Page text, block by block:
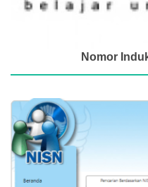
Nomor